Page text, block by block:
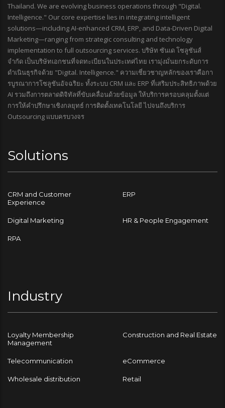
Thailand. We are evolving business operations through "Digital.
Intelligence." Our core expertise lies in integrating intelligent
solutions—including AI-enhanced CRM, ERP, and Data-Driven Digital
Marketing—ranging from strategic consulting and technology
implementation to full outsourcing services. บริษัท ซันเด โซลูชันส์
จำกัด เป็นบริษัทเอกชนที่จดทะเบียนในประเทศไทย เรามุ่งมั่นยกระดับการ
ดำเนินธุรกิจด้วย "Digital. Intelligence." ความเชี่ยวชาญหลักของเราคือกา
รบูรณาการโซลูชันอัจฉริยะ ทั้งระบบ CRM และ ERP ที่เสริมประสิทธิภาพด้วย
AI รวมถึงการตลาดดิจิทัลที่ขับเคลื่อนด้วยข้อมูล ให้บริการครอบคลุมตั้งแต่
การให้คำปรึกษาเชิงกลยุทธ์ การติดตั้งเทคโนโลยี ไปจนถึงบริการ
Outsourcing แบบครบวงจร
Solutions
CRM and Customer
Experience
ERP
Digital Marketing HR & People Engagement
RPA
Industry
Loyalty Membership
Management
Construction and Real Estate
Telecommunication eCommerce
Wholesale distribution Retail